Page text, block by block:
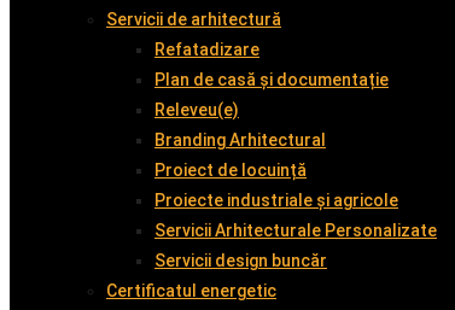
Servicii de arhitectură
Refatadizare
Plan de casă și documentație
Releveu(e)
Branding Arhitectural
Proiect de locuință
Proiecte industriale și agricole
Servicii Arhitecturale Personalizate
Servicii design buncăr
Certificatul energetic